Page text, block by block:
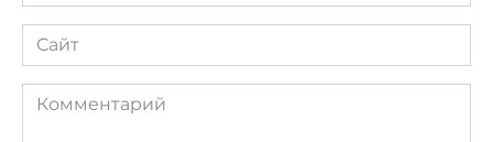
Сайт
Комментарий